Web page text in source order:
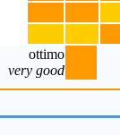
ottimo
very good